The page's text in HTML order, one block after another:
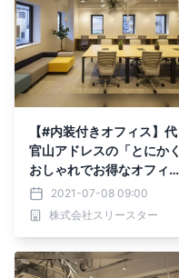
【#内装付きオフィス】代
官山アドレスの「とにかく
おしゃれでお得なオフィ
ス」を掲載！～居抜きオフ
ィスの「vivit」～
2021-07-08 09:00
株式会社スリースター